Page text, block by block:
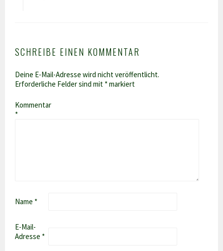
SCHREIBE EINEN KOMMENTAR
Deine E-Mail-Adresse wird nicht veröffentlicht.
Erforderliche Felder sind mit *markiert
Kommentar
*
Name *
E-Mail-
Adresse *